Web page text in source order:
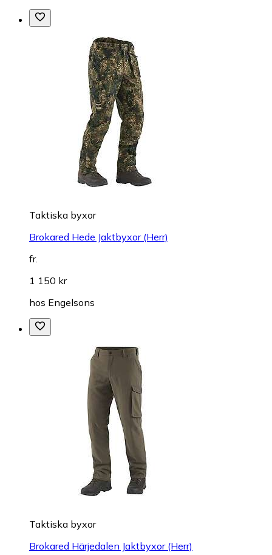
Taktiska byxor
Brokared Hede Jaktbyxor (Herr)
fr.
1 150 kr
hos Engelsons
Taktiska byxor
Brokared Härjedalen Jaktbyxor (Herr)